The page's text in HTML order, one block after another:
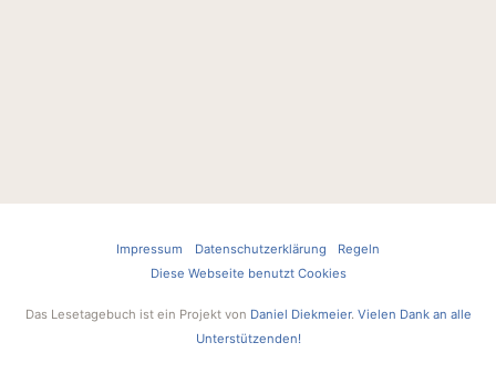
Impressum Datenschutzerklärung
Regeln
Diese Webseite benutzt Cookies
Das Lesetagebuch ist ein Projekt von Daniel Diekmeier. Vielen Dank an alle
Unterstützenden!